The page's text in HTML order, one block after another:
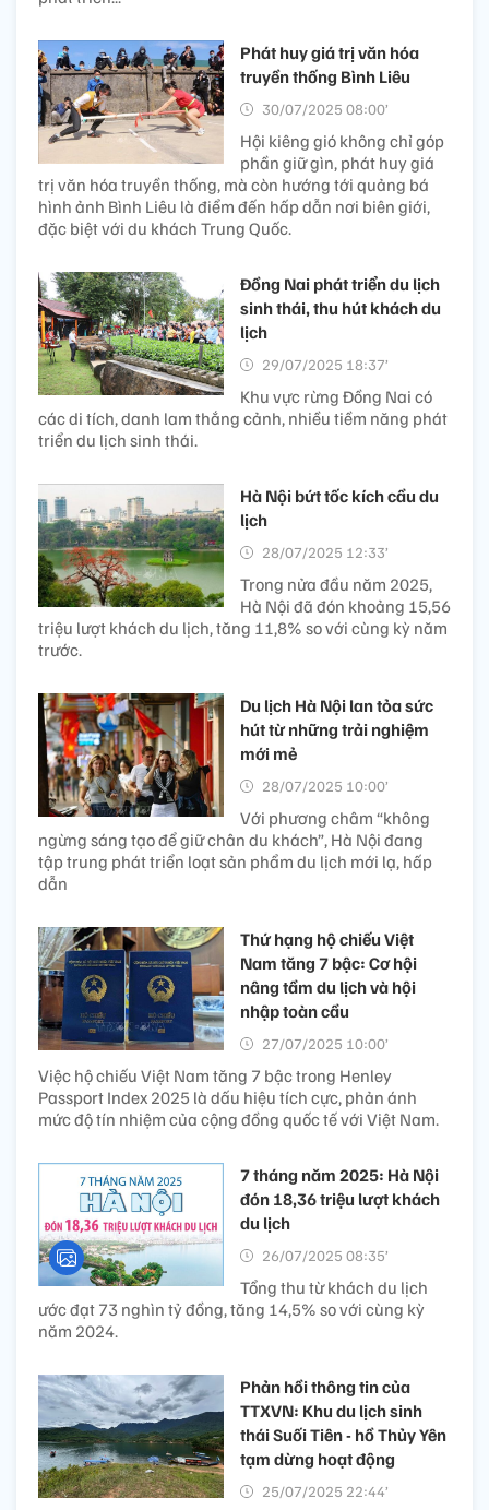
Phát huy giá trị văn hóa
truyền thống Bình Liêu
30/07/2025 08:00’
Hội kiêng gió không chỉ góp
phần giữ gìn, phát huy giá
trị văn hóa truyền thống, mà còn hướng tới quảng bá
hình ảnh Bình Liêu là điểm đến hấp dẫn nơi biên giới,
đặc biệt với du khách Trung Quốc.
Đồng Nai phát triển du lịch
sinh thái, thu hút khách du
lịch
29/07/2025 18:37’
Khu vực rừng Đồng Nai có
các di tích, danh lam thắng cảnh, nhiều tiềm năng phát
triển du lịch sinh thái.
Hà Nội bứt tốc kích cầu du
lịch
28/07/2025 12:33’
Trong nửa đầu năm 2025,
Hà Nội đã đón khoảng 15,56
triệu lượt khách du lịch, tăng 11,8% so với cùng kỳ năm
trước.
Du lịch Hà Nội lan tỏa sức
hút từ những trải nghiệm
mới mẻ
28/07/2025 10:00’
Với phương châm “không
ngừng sáng tạo để giữ chân du khách”, Hà Nội đang
tập trung phát triển loạt sản phẩm du lịch mới lạ, hấp
dẫn
Thứ hạng hộ chiếu Việt
Nam tăng 7 bậc: Cơ hội
nâng tầm du lịch và hội
nhập toàn cầu
27/07/2025 10:00’
Việc hộ chiếu Việt Nam tăng 7 bậc trong Henley
Passport Index 2025 là dấu hiệu tích cực, phản ánh
mức độ tín nhiệm của cộng đồng quốc tế với Việt Nam.
7 tháng năm 2025: Hà Nội
đón 18,36 triệu lượt khách
du lịch
26/07/2025 08:35’
Tổng thu từ khách du lịch
ước đạt 73 nghìn tỷ đồng, tăng 14,5% so với cùng kỳ
năm 2024.
Phản hồi thông tin của
TTXVN: Khu du lịch sinh
thái Suối Tiên - hồ Thủy Yên
tạm dừng hoạt động
25/07/2025 22:44’